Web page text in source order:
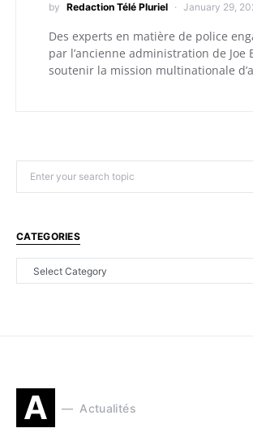
by Redaction Télé Pluriel January 29,
Des experts en matière de police
par l’ancienne administration de Joe
soutenir la mission multinationale
CATEGORIES
A Actualités